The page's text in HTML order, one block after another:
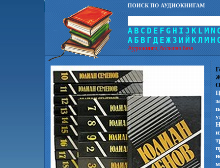
ПОИСК ПО АУДИОКНИГАМ
A B C D E F G H I J K L M N
А Б В Г Д Е Ж З И Й КЛ М Н
Аудиокниги, большая база.